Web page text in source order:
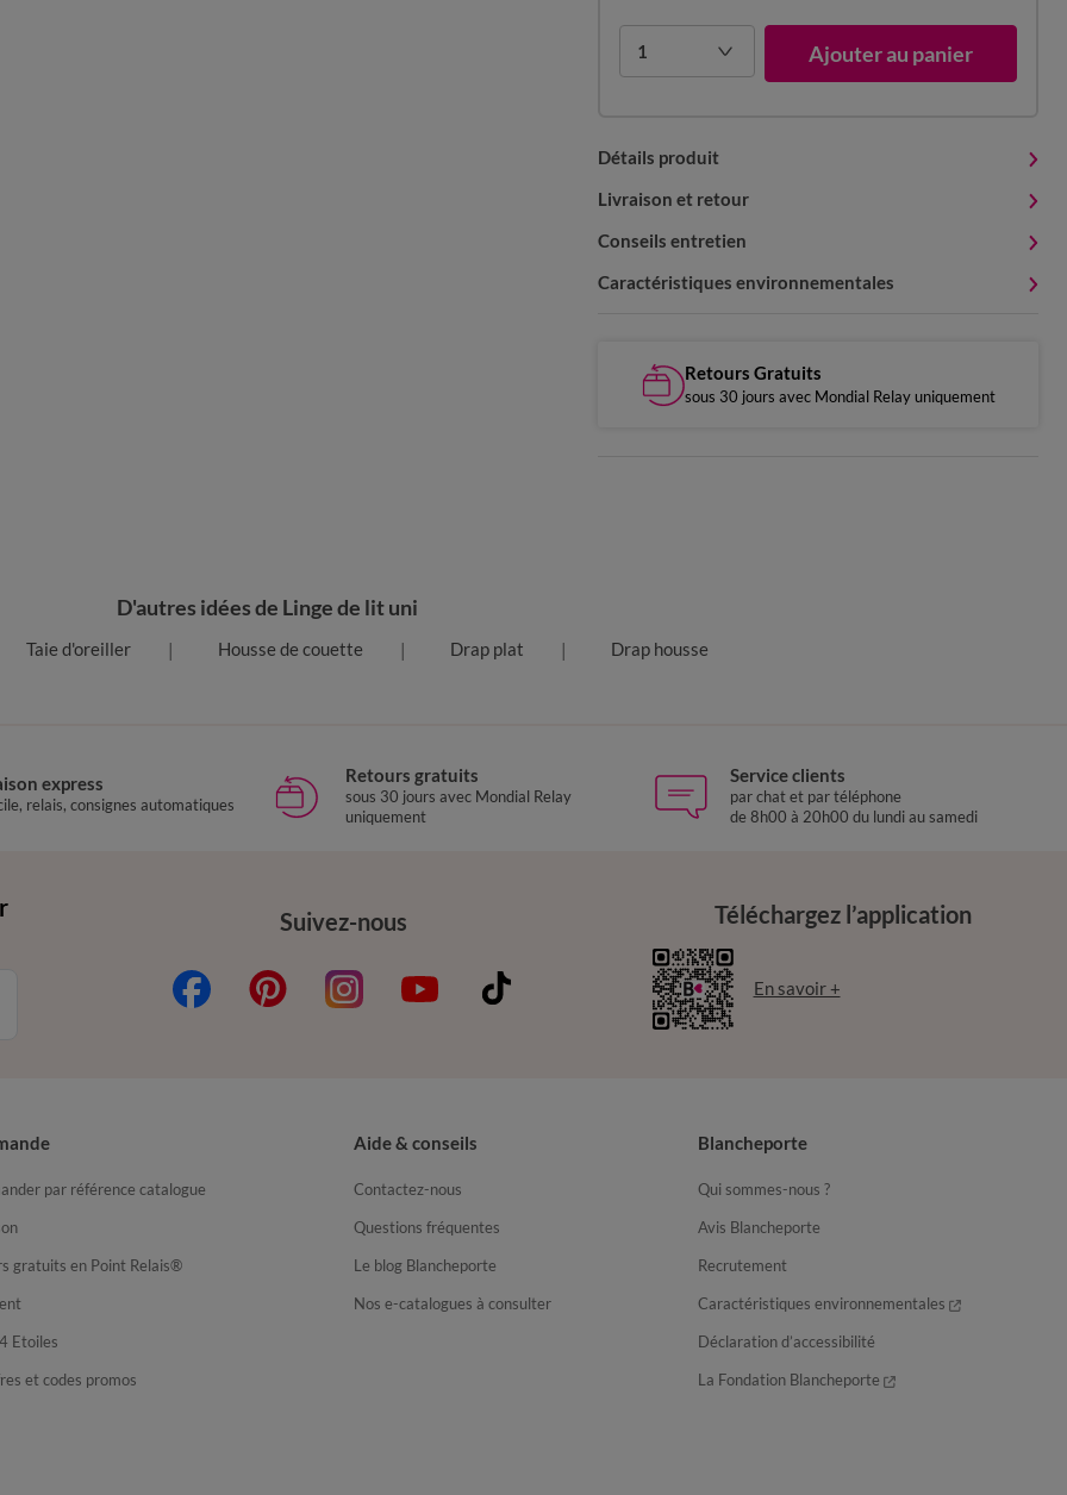
1 Ajouter au panier
Détails produit
Livraison et retour
Conseils entretien
Caractéristiques environnementales
Retours Gratuits
sous 30 jours avec Mondial Relay uniquement
D'autres idées de Linge de lit uni
Taie d'oreiller Housse de couette Drap plat Drap housse
express
relais, consignes automatiques
Retours gratuits
sous 30 jours avec Mondial Relay
uniquement
Service clients
par chat et par téléphone
de 8h00 à 20h00 du lundi au samedi
Suivez-nous Téléchargez l’application
En savoir +
par référence catalogue
gratuits en Point Relais®
Etoiles
et codes promos
Aide & conseils
Contactez-nous
Questions fréquentes
Le blog Blancheporte
Nos e-catalogues à consulter
Blancheporte
Qui sommes-nous ?
Avis Blancheporte
Recrutement
Caractéristiques environnementales
Déclaration d’accessibilité
La Fondation Blancheporte